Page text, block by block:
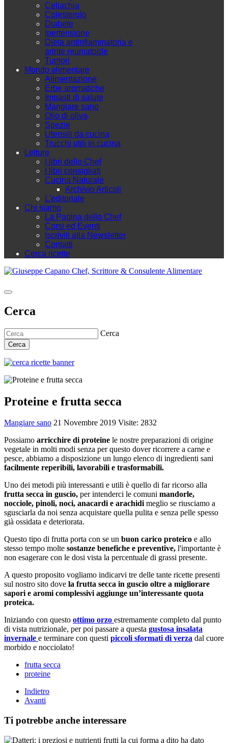
Celiachia
Colesterolo
Diabete
Ipertensione
Dieta antinfiammatoria e
artrite reumatoide
Tumori
Mondo alimentare
Alimentazione
Erbe aromatiche
Impasti di salute
Mangiare sano
Olio di oliva
Spezie
Utensili da cucina
Trucchi utili in cucina
Letture
I libri dello Chef
I libri consigliati
Cucina Naturale
Archivio Articoli
L'editoriale
Chi siamo
La Pagina dello Chef
Corsi ed Eventi
Iscriviti alla Newsletter
Contatti
Cerca ricette
Cerca
Cerca
Cerca
Proteine e frutta secca
Mangiare sano 21 Novembre 2019 Visite: 2832
Possiamo arricchire di proteine le nostre preparazioni di origine
vegetale in molti modi senza per questo dover ricorrere a carne e
pesce, abbiamo a disposizione un lungo elenco di ingredienti sani
facilmente reperibili, lavorabili e trasformabili.
Uno dei metodi più interessanti e utili è quello di far ricorso alla
frutta secca in guscio, per intenderci le comuni mandorle,
nocciole, pinoli, noci, anacardi e arachidimeglio se riusciamo a
sgusciarla da noi senza acquistare quella pulita e senza pelle spesso
già ossidata e deteriorata.
Questo tipo di frutta porta con se un buon carico proteico e allo
stesso tempo molte sostanze benefiche e preventive, l'importante è
non esagerare con le dosi vista la percentuale di grassi presente.
A questo proposito vogliamo indicarvi tre delle tante ricette presenti
sul nostro sito dove la frutta secca in guscio oltre a migliorare
sapori e aromi complessivi aggiunge un’interessante quota
proteica.
Iniziando con questo ottimo orzo estremamente completo dal punto
di vista nutrizionale, per poi passare a questa gustosa insalata
invernale e terminare con questi piccoli sformati di verza dal cuore
morbido e nocciolato!
frutta secca
proteine
Indietro
Avanti
Ti potrebbe anche interessare